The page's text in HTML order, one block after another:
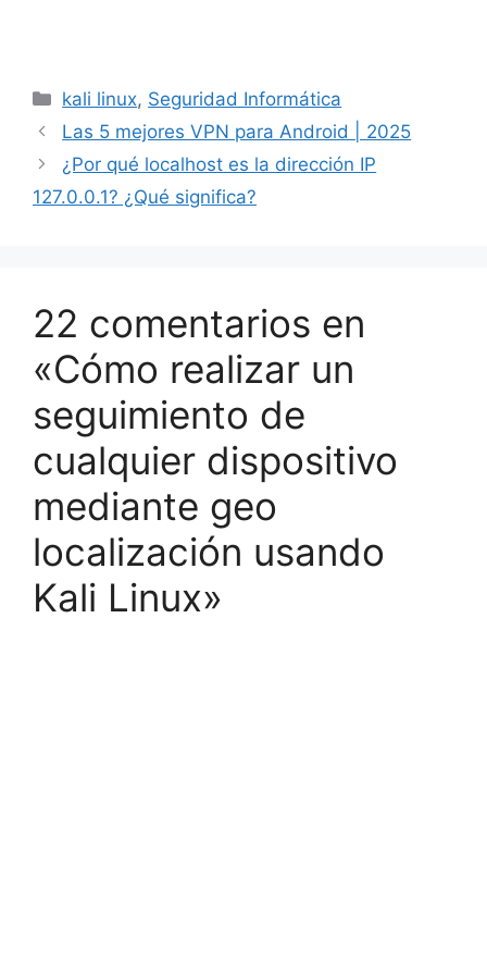
Categorías
kali linux, Seguridad Informática
Las 5 mejores VPN para Android | 2025
¿Por qué localhost es la dirección IP
127.0.0.1? ¿Qué significa?
22 comentarios en
«Cómo realizar un
seguimiento de
cualquier dispositivo
mediante geo
localización usando
Kali Linux»